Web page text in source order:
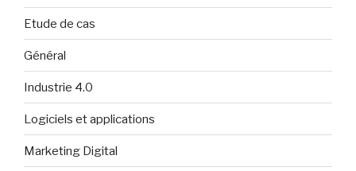
Etude de cas
Général
Industrie 4.0
Logiciels et applications
Marketing Digital